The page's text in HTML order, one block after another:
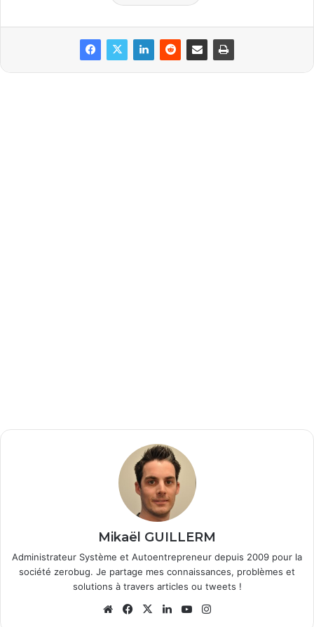
Mikaël GUILLERM
Administrateur Système et Autoentrepreneur depuis 2009 pour la
société zerobug. Je partage mes connaissances, problèmes et
solutions à travers articles ou tweets !
WebsiteFacebook
X LinkedinYouTube